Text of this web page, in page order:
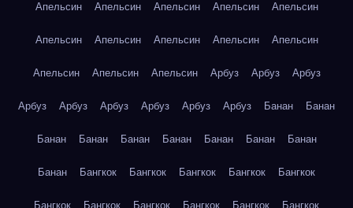
Апельсин Апельсин Апельсин Апельсин Апельсин
Апельсин Апельсин Апельсин Апельсин Апельсин
Апельсин Апельсин Апельсин Арбуз Арбуз Арбуз
Арбуз Арбуз Арбуз Арбуз Арбуз Арбуз Банан Банан
Банан Банан Банан Банан Банан Банан Банан
Банан Бангкок Бангкок Бангкок Бангкок Бангкок
Бангкок Бангкок Бангкок Бангкок Бангкок Бангкок